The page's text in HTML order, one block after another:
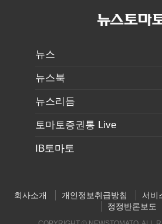
뉴스
뉴스북
뉴스리듬
토마토증권통 Live
IB토마토
회사소개 개인정보취급방침 서비
정정반론보도